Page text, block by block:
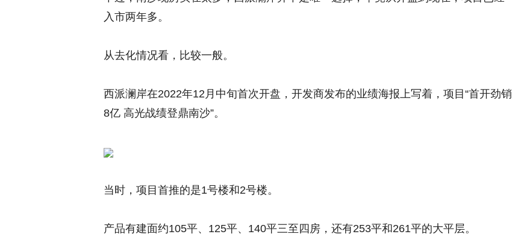
入市两年多。
从去化情况看，比较一般。
西派澜岸在2022年12月中旬首次开盘，开发商发布的业绩海报上写着，项目“首开劲销
8亿 高光战绩登鼎南沙”。
当时，项目首推的是1号楼和2号楼。
产品有建面约105平、125平、140平三至四房，还有253平和261平的大平层。